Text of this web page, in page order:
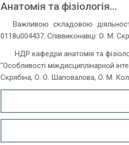
Анатомія та фізіологія...
Важливою складовою
0118u004437. Співвиконавці: О. М.
НДР кафедри анатомія та
"Особливості міждисциплінарной
Скрябіна, О. О. Шаповалова, О. М.